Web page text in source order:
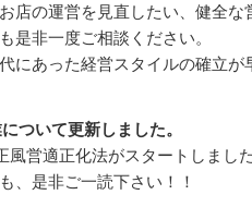
店の運営を見直したい、健全な
是非一度ご相談ください。
にあった経営スタイルの確立が
ついて更新しました。
営適正化法がスタートしました
、是非ご一読下さい！！